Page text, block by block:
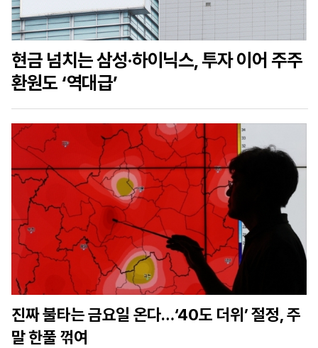
ENGLISH
中
文
Tiếng
Việt
지
면
기
신
문
독
후
원
기
제
보
시
회
사
개
앱
설
켓
파
워
운
세
학
동
골
프
현금 넘치는 삼성·하이닉스, 투자 이어 주주
환원도 ‘역대급’
진짜 불타는 금요일 온다…‘40도 더위’ 절정, 주
말 한풀 꺾여